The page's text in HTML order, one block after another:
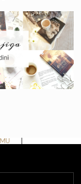
data.